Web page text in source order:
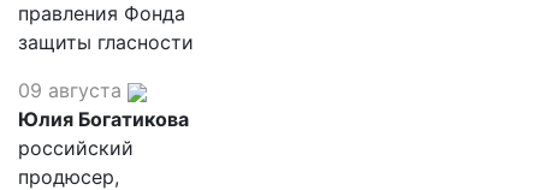
правления Фонда
защиты гласности
09 августа
Юлия Богатикова
российский
продюсер,